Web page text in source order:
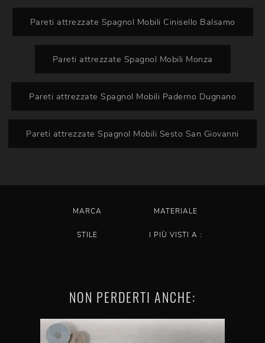
Pareti attrezzate Spagnol Mobili Cinisello Balsamo
Pareti attrezzate Spagnol Mobili Monza
Pareti attrezzate Spagnol Mobili Paderno Dugnano
Pareti attrezzate Spagnol Mobili Sesto San Giovanni
MARCA MATERIALE
STILE I PIÙ VISTI A :
NON PERDERTI ANCHE: